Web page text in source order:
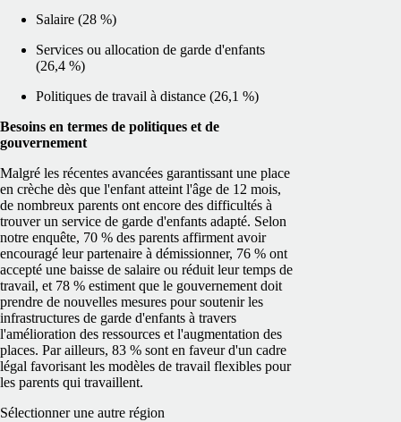
Salaire (28 %)
Services ou allocation de garde d'enfants
(26,4 %)
Politiques de travail à distance (26,1 %)
Besoins en termes de politiques et de
gouvernement
Malgré les récentes avancées garantissant une place
en crèche dès que l'enfant atteint l'âge de 12 mois,
de nombreux parents ont encore des difficultés à
trouver un service de garde d'enfants adapté. Selon
notre enquête, 70 % des parents affirment avoir
encouragé leur partenaire à démissionner, 76 % ont
accepté une baisse de salaire ou réduit leur temps de
travail, et 78 % estiment que le gouvernement doit
prendre de nouvelles mesures pour soutenir les
infrastructures de garde d'enfants à travers
l'amélioration des ressources et l'augmentation des
places. Par ailleurs, 83 % sont en faveur d'un cadre
légal favorisant les modèles de travail flexibles pour
les parents qui travaillent.
Sélectionner une autre région